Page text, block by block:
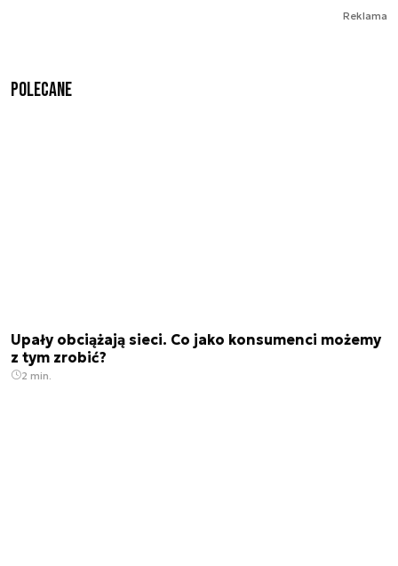
Reklama
Polecane
Upały obciążają sieci. Co jako konsumenci możemy
z tym zrobić?
2 min.